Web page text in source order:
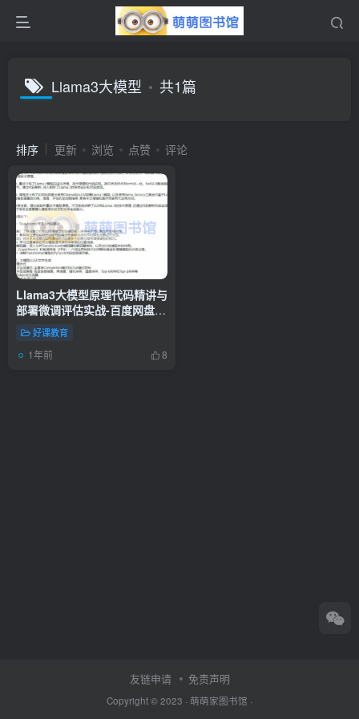
Llama3大模型 共1篇
排序 更新 浏览 点赞 评论
Llama3大模型原理代码精讲与
部署微调评估实战-百度网盘-
下载好课教育
1年前 8
友链申请 免责声明
Copyright © 2023 · 萌萌家图书馆 ·